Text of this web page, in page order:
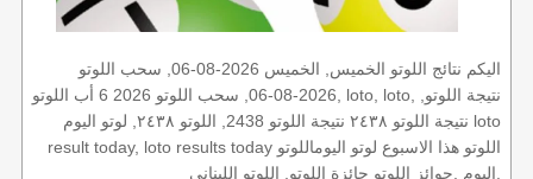
اليكم نتائج اللوتو الخميس, الخميس 2026-08-06, سحب اللوتو
2026-08-06, سحب اللوتو 2026 6 أب اللوتو, loto, loto, نتيجة اللوتو,
نتيجة اللوتو ٢٤٣٨ نتيجة اللوتو 2438, اللوتو ٢٤٣٨, لوتو اليوم loto
result today, loto results today اللوتو هذا الاسبوع لوتو اليوماللوتو